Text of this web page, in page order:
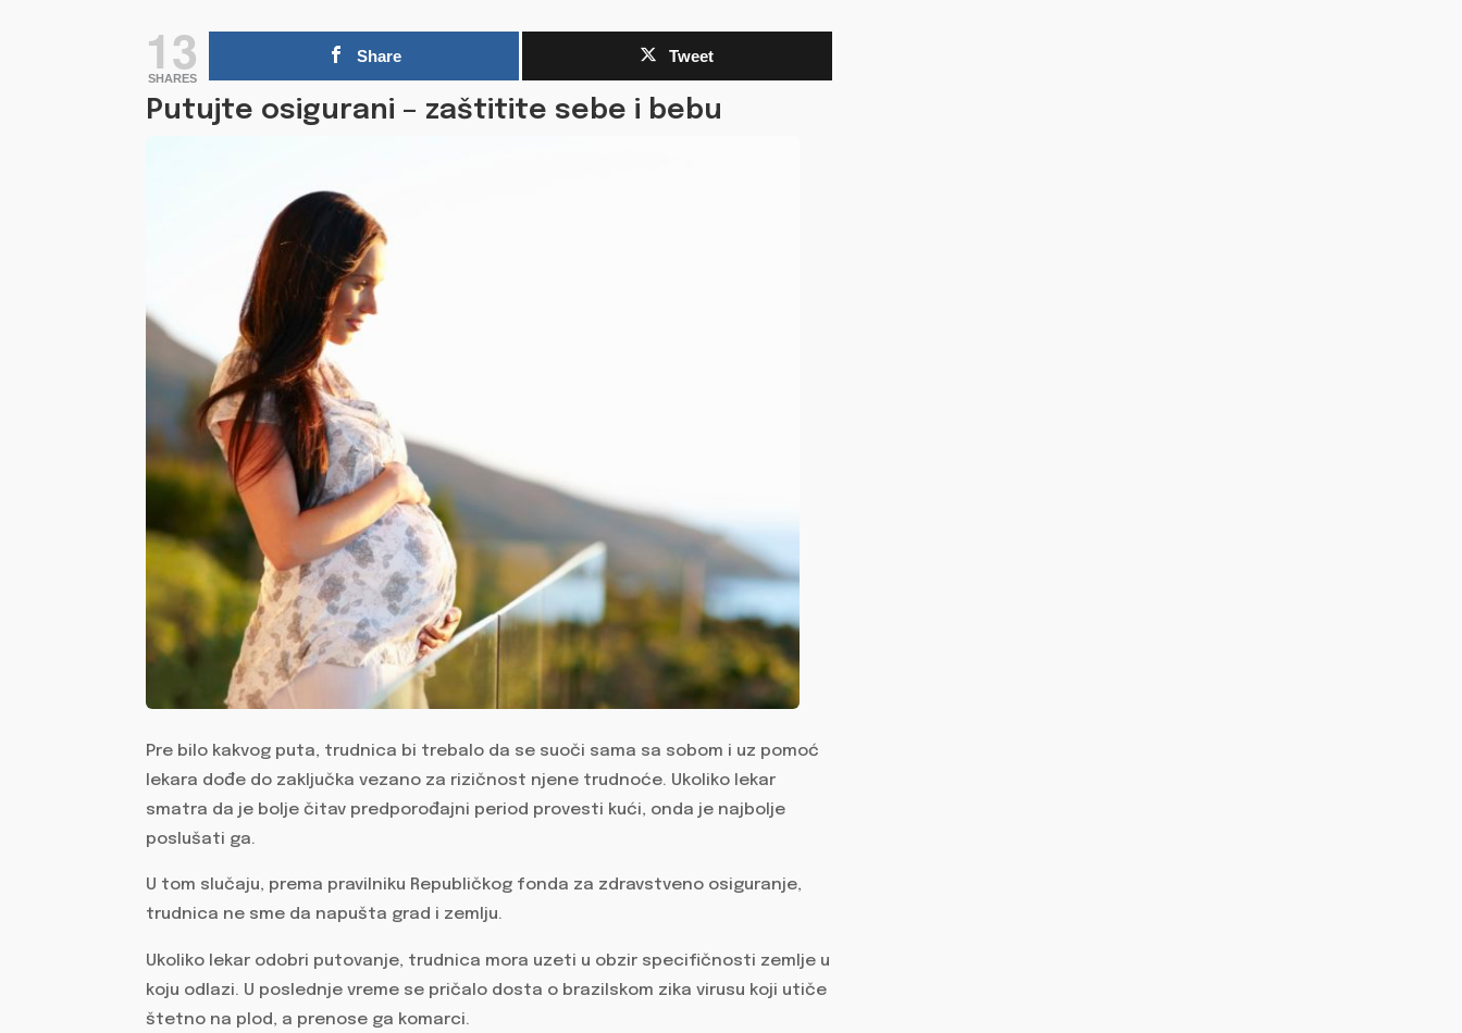
13
SHARES
Share Tweet
Putujte osigurani – zaštitite sebe i bebu
Pre bilo kakvog puta, trudnica bi trebalo da se suoči sama sa sobom i uz pomoć
lekara dođe do zaključka vezano za rizičnost njene trudnoće. Ukoliko lekar
smatra da je bolje čitav predporođajni period provesti kući, onda je najbolje
poslušati ga.
U tom slučaju, prema pravilniku Republičkog fonda za zdravstveno osiguranje,
trudnica ne sme da napušta grad i zemlju.
Ukoliko lekar odobri putovanje, trudnica mora uzeti u obzir specifičnosti zemlje u
koju odlazi. U poslednje vreme se pričalo dosta o brazilskom zika virusu koji utiče
štetno na plod, a prenose ga komarci.